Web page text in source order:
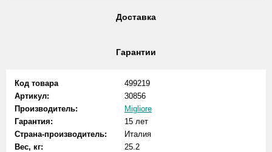
Доставка
Гарантии
Код товара
499219
Артикул:
30856
Производитель:
Migliore
Гарантия:
15 лет
Страна-производитель:
Италия
Вес, кг:
25.2